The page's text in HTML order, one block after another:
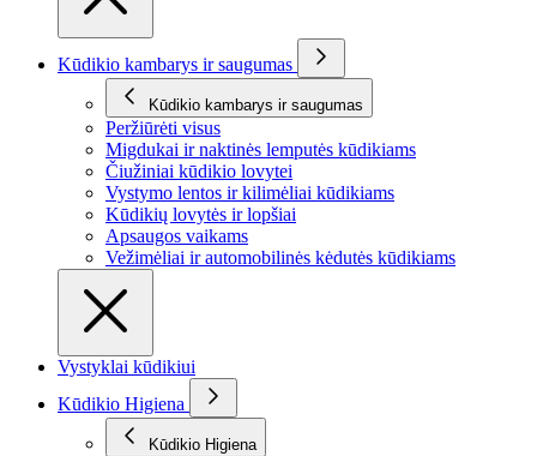
Kūdikio kambarys ir saugumas
Kūdikio kambarys ir saugumas
Peržiūrėti visus
Migdukai ir naktinės lemputės kūdikiams
Čiužiniai kūdikio lovytei
Vystymo lentos ir kilimėliai kūdikiams
Kūdikių lovytės ir lopšiai
Apsaugos vaikams
Vežimėliai ir automobilinės kėdutės kūdikiams
Vystyklai kūdikiui
Kūdikio Higiena
Kūdikio Higiena